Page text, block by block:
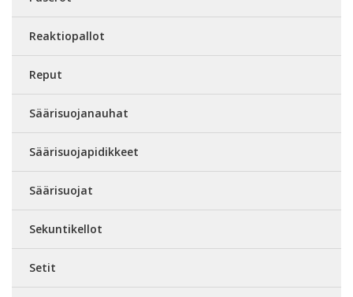
Reaktiopallot
Reput
Säärisuojanauhat
Säärisuojapidikkeet
Säärisuojat
Sekuntikellot
Setit